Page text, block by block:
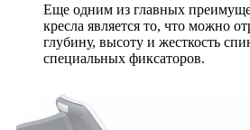
Еще одним из главных
кресла является то, что можно
глубину, высоту и жесткость
специальных фиксаторов.